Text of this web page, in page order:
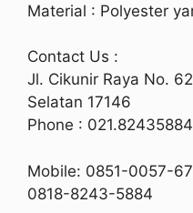
Material : Polyester
Contact Us :
Jl. Cikunir Raya No.
Selatan 17146
Phone : 021.82435884
Mobile: 0851-0057-
0818-8243-5884